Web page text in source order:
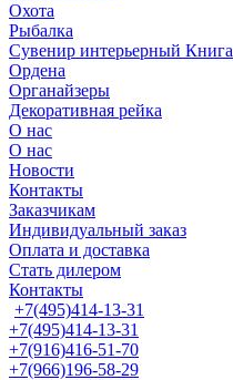
Охота
Рыбалка
Сувенир интерьерный Книга
Ордена
Органайзеры
Декоративная рейка
О нас
О нас
Новости
Контакты
Заказчикам
Индивидуальный заказ
Оплата и доставка
Стать дилером
Контакты
+7(495)414-13-31
+7(495)414-13-31
+7(916)416-51-70
+7(966)196-58-29